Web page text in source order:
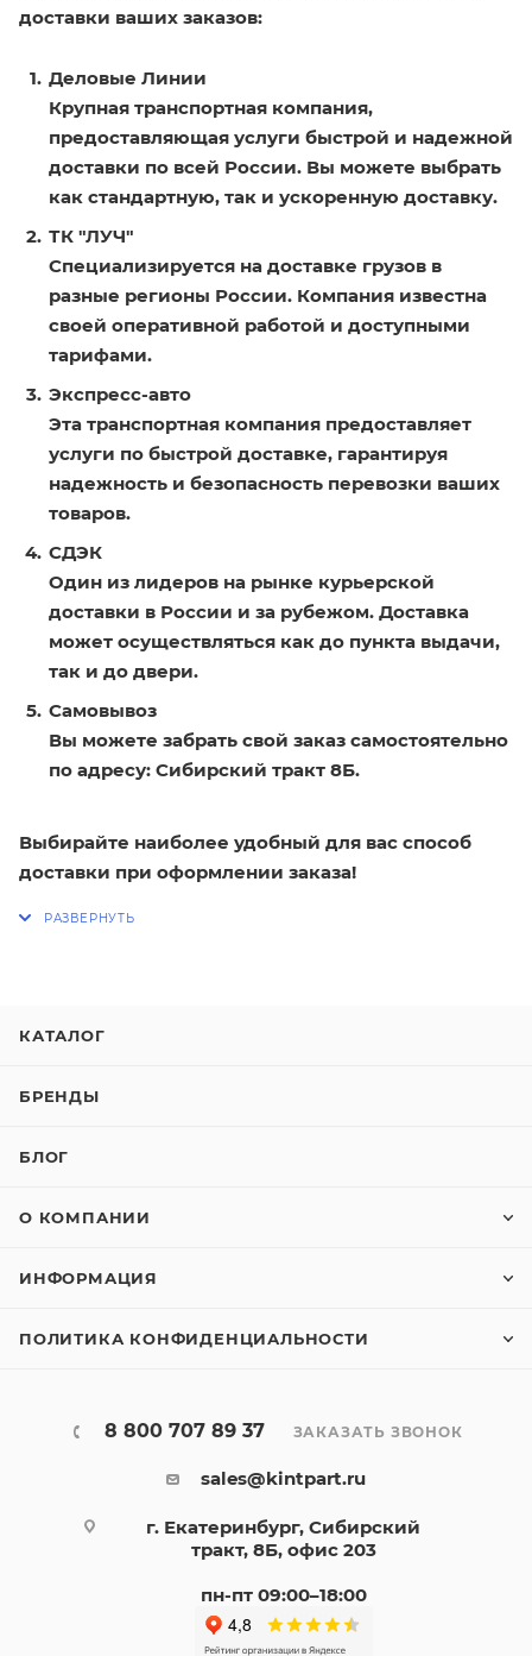
доставки ваших заказов:
Деловые Линии
Крупная транспортная компания,
предоставляющая услуги быстрой и надежной
доставки по всей России. Вы можете выбрать
как стандартную, так и ускоренную доставку.
ТК "ЛУЧ"
Специализируется на доставке грузов в
разные регионы России. Компания известна
своей оперативной работой и доступными
тарифами.
Экспресс-авто
Эта транспортная компания предоставляет
услуги по быстрой доставке, гарантируя
надежность и безопасность перевозки ваших
товаров.
СДЭК
Один из лидеров на рынке курьерской
доставки в России и за рубежом. Доставка
может осуществляться как до пункта выдачи,
так и до двери.
Самовывоз
Вы можете забрать свой заказ самостоятельно
по адресу: Сибирский тракт 8Б.
Выбирайте наиболее удобный для вас способ
доставки при оформлении заказа!
КАТАЛОГ
БРЕНДЫ
БЛОГ
О КОМПАНИИ
ИНФОРМАЦИЯ
ПОЛИТИКА КОНФИДЕНЦИАЛЬНОСТИ
8 800 707 89 37 ЗАКАЗАТЬ ЗВОНОК
sales@kintpart.ru
г. Екатеринбург, Сибирский
тракт, 8Б, офис 203
пн-пт 09:00–18:00